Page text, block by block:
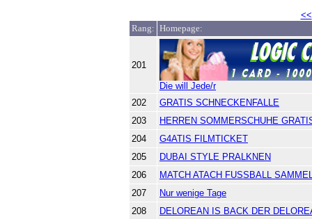
<<
Rang: Homepage:
201
Die will Jede/r
202
GRATIS SCHNECKENFALLE
203
HERREN SOMMERSCHUHE
204
G4ATIS FILMTICKET
205
DUBAI STYLE PRALKNEN
206
MATCH ATACH FUSSBALL
207
Nur wenige Tage
208
DELOREAN IS BACK DER